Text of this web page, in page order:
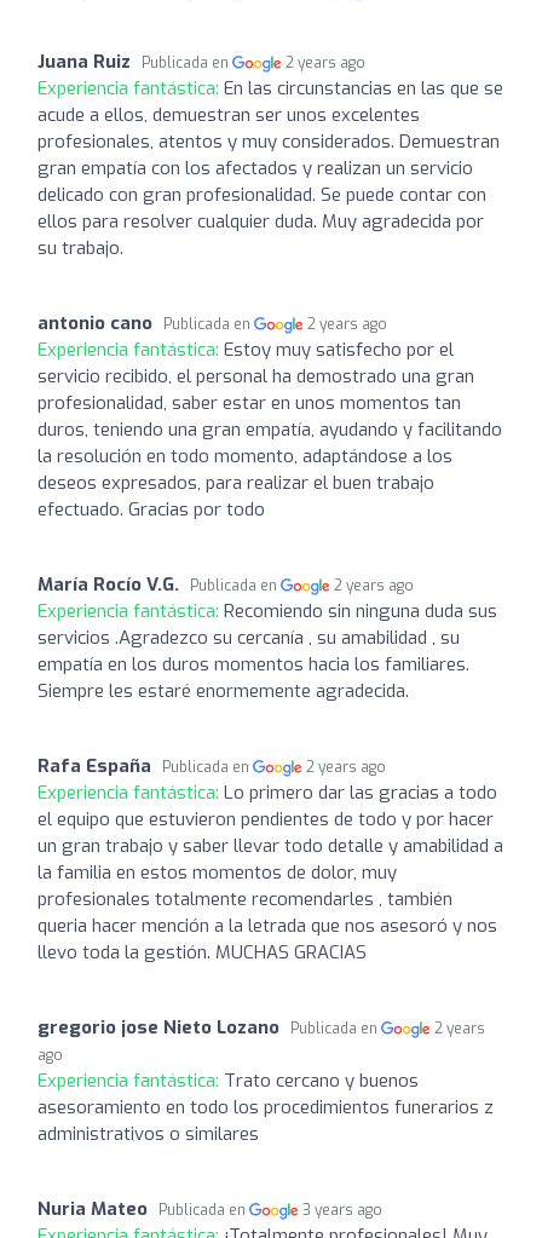
Juana Ruiz Publicada en 2 years ago
Experiencia fantástica: En las circunstancias en las que se
acude a ellos, demuestran ser unos excelentes
profesionales, atentos y muy considerados. Demuestran
gran empatía con los afectados y realizan un servicio
delicado con gran profesionalidad. Se puede contar con
ellos para resolver cualquier duda. Muy agradecida por
su trabajo.
antonio cano Publicada en 2 years ago
Experiencia fantástica: Estoy muy satisfecho por el
servicio recibido, el personal ha demostrado una gran
profesionalidad, saber estar en unos momentos tan
duros, teniendo una gran empatía, ayudando y facilitando
la resolución en todo momento, adaptándose a los
deseos expresados, para realizar el buen trabajo
efectuado. Gracias por todo
María Rocío V.G. Publicada en 2 years ago
Experiencia fantástica: Recomiendo sin ninguna duda sus
servicios .Agradezco su cercanía , su amabilidad , su
empatía en los duros momentos hacia los familiares.
Siempre les estaré enormemente agradecida.
Rafa España Publicada en 2 years ago
Experiencia fantástica: Lo primero dar las gracias a todo
el equipo que estuvieron pendientes de todo y por hacer
un gran trabajo y saber llevar todo detalle y amabilidad a
la familia en estos momentos de dolor, muy
profesionales totalmente recomendarles , también
queria hacer mención a la letrada que nos asesoró y nos
llevo toda la gestión. MUCHAS GRACIAS
gregorio jose Nieto Lozano Publicada en
2 years
ago
Experiencia fantástica: Trato cercano y buenos
asesoramiento en todo los procedimientos funerarios z
administrativos o similares
Nuria Mateo Publicada en 3 years ago